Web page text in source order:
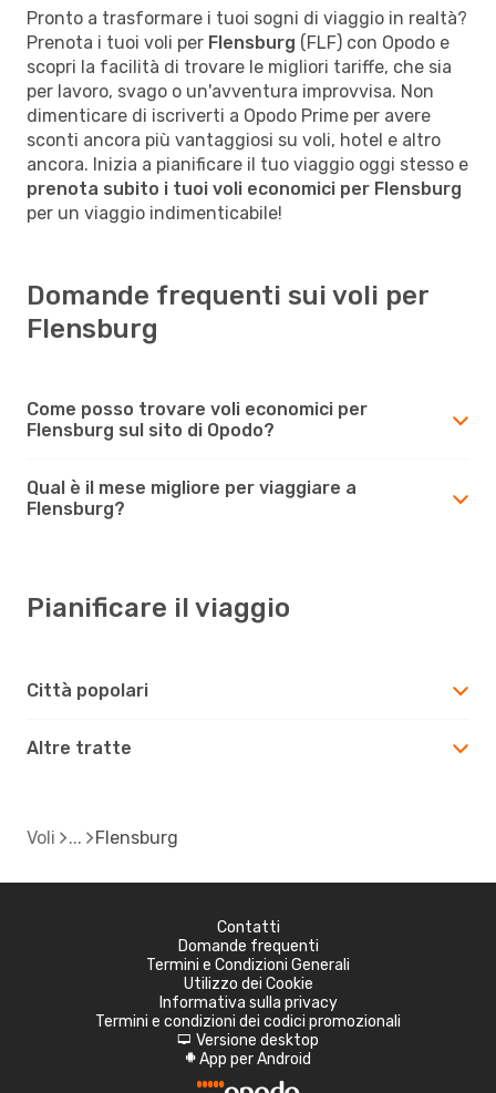
Pronto a trasformare i tuoi sogni di viaggio in realtà?
Prenota i tuoi voli per Flensburg (FLF) con Opodo e
scopri la facilità di trovare le migliori tariffe, che sia
per lavoro, svago o un'avventura improvvisa. Non
dimenticare di iscriverti a Opodo Prime per avere
sconti ancora più vantaggiosi su voli, hotel e altro
ancora. Inizia a pianificare il tuo viaggio oggi stesso e
prenota subito i tuoi voli economici per Flensburg
per un viaggio indimenticabile!
Domande frequenti sui voli per
Flensburg
Come posso trovare voli economici per
Flensburg sul sito di Opodo?
Qual è il mese migliore per viaggiare a
Flensburg?
Pianificare il viaggio
Città popolari
Altre tratte
Voli Flensburg
Contatti
Domande frequenti
Termini e Condizioni Generali
Utilizzo dei Cookie
Informativa sulla privacy
Termini e condizioni dei codici promozionali
d Versione desktop
A App per Android